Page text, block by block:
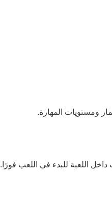
ومستويات المهارة.
اللعبة للبدء في اللعب فورًا.